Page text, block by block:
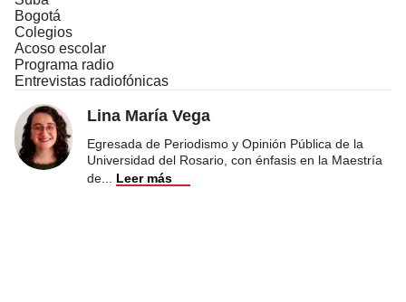
Bogotá
Colegios
Acoso escolar
Programa radio
Entrevistas radiofónicas
Lina María Vega
Egresada de Periodismo y Opinión Pública de la
Universidad del Rosario, con énfasis en la Maestría
de
Leer más